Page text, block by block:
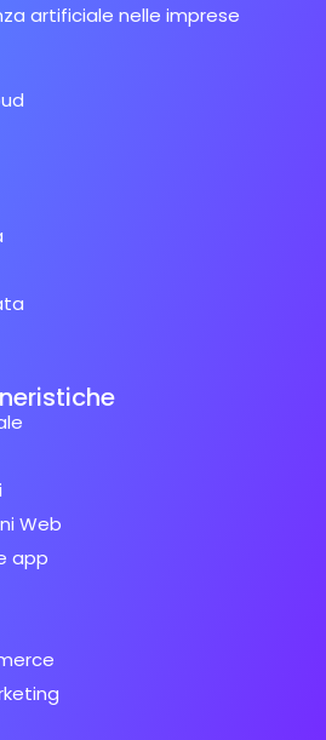
artificiale nelle imprese
Web
app